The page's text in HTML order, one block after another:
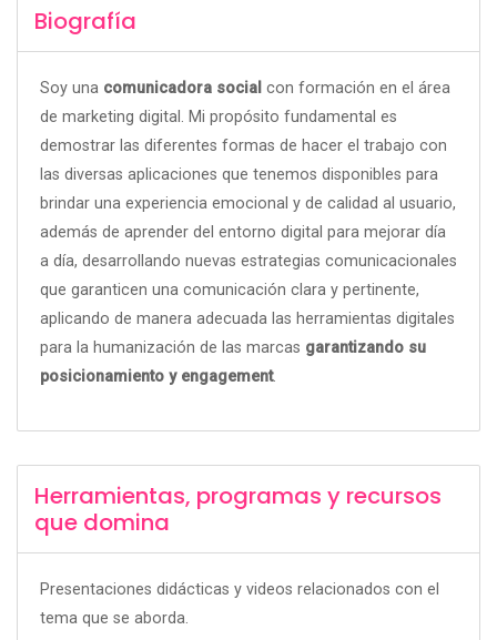
Biografía
Soy una comunicadora social con formación en el área
de marketing digital. Mi propósito fundamental es
demostrar las diferentes formas de hacer el trabajo con
las diversas aplicaciones que tenemos disponibles para
brindar una experiencia emocional y de calidad al usuario,
además de aprender del entorno digital para mejorar día
a día, desarrollando nuevas estrategias comunicacionales
que garanticen una comunicación clara y pertinente,
aplicando de manera adecuada las herramientas digitales
para la humanización de las marcas garantizando su
posicionamiento y engagement.
Herramientas, programas y recursos
que domina
Presentaciones didácticas y videos relacionados con el
tema que se aborda.